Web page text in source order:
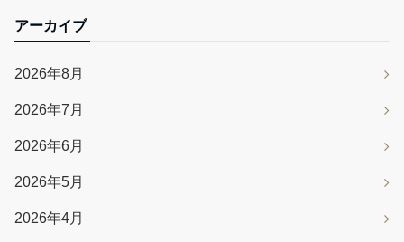
アーカイブ
2026年8月
2026年7月
2026年6月
2026年5月
2026年4月